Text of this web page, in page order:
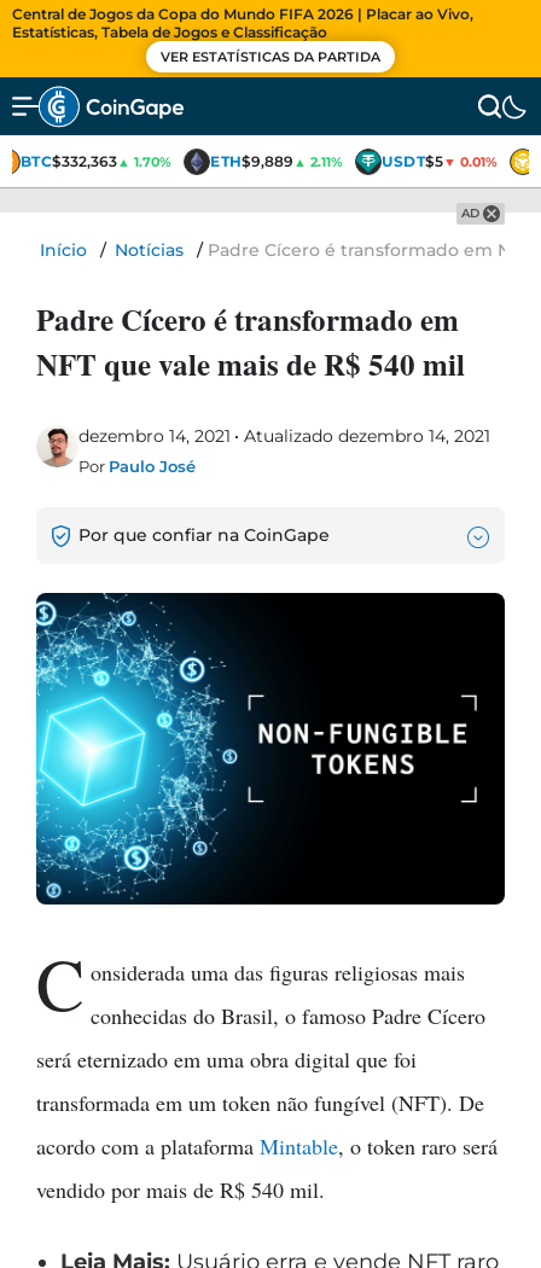
Central de Jogos da Copa do Mundo FIFA 2026 | Placar ao Vivo,
Estatísticas, Tabela de Jogos e Classificação
VER ESTATÍSTICAS DA PARTIDA
BTC$332,363▲ 1.70% ETH$9,889 ▲ 2.11% USDT$5▼ 0.01%
AD
Início / Notícias / Padre Cícero é transformado em NFT
Padre Cícero é transformado em
NFT que vale mais de R$ 540 mil
dezembro 14, 2021 Atualizado dezembro 14, 2021
Por Paulo José
Por que confiar na CoinGape
C onsiderada uma das figuras religiosas mais
conhecidas do Brasil, o famoso Padre Cícero
será eternizado em uma obra digital que foi
transformada em um token não fungível (NFT). De
acordo com a plataforma Mintable, o token raro será
vendido por mais de R$ 540 mil.
Leia Mais: Usuário erra e vende NFT raro